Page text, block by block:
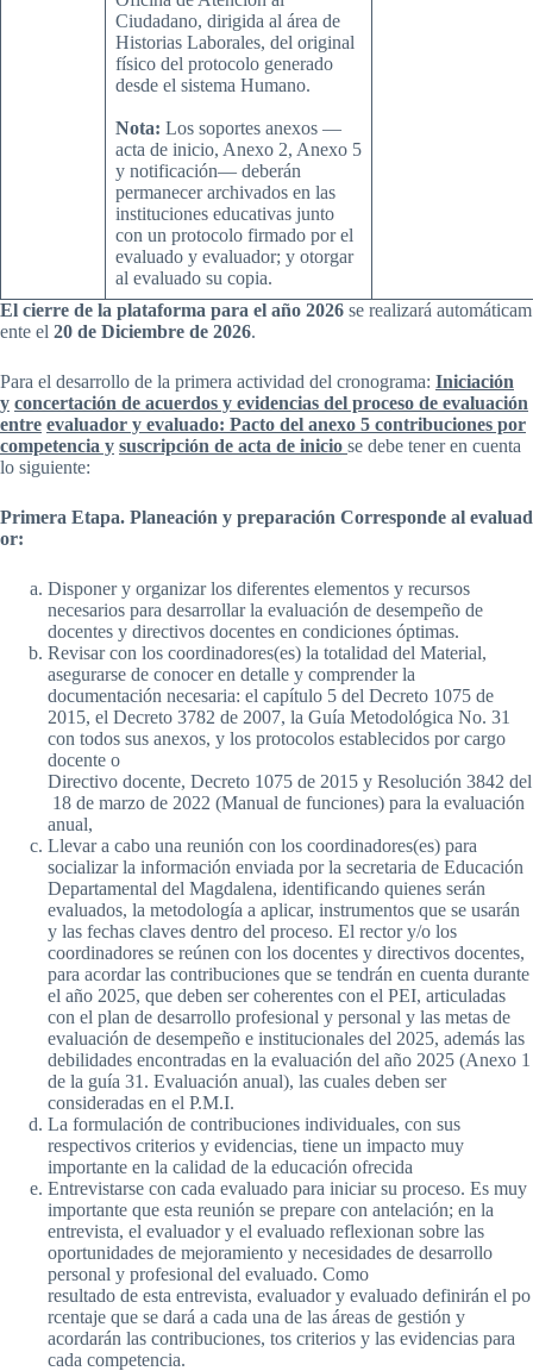
Ciudadano, dirigida al área de
Historias Laborales, del original
físico del protocolo generado
desde el sistema Humano.
Nota: Los soportes anexos —
acta de inicio, Anexo 2, Anexo 5
y notificación— deberán
permanecer archivados en las
instituciones educativas junto
con un protocolo firmado por el
evaluado y evaluador; y otorgar
al evaluado su copia.
El cierre de la plataforma para el año 2026 se realizará automáticam
ente el 20 de Diciembre de 2026.
Para el desarrollo de la primera actividad del cronograma: Iniciación
y concertación de acuerdos y evidencias del proceso de evaluación
entre evaluador y evaluado: Pacto del anexo 5 contribuciones por
competencia y suscripción de acta de inicio se debe tener en cuenta
lo siguiente:
Primera Etapa. Planeación y preparación Corresponde al evaluad
or:
Disponer y organizar los diferentes elementos y recursos
necesarios para desarrollar la evaluación de desempeño de
docentes y directivos docentes en condiciones óptimas.
Revisar con los coordinadores(es) la totalidad del Material,
asegurarse de conocer en detalle y comprender la
documentación necesaria: el capítulo 5 del Decreto 1075 de
2015, el Decreto 3782 de 2007, la Guía Metodológica No. 31
con todos sus anexos, y los protocolos establecidos por cargo
docente o
Directivo docente, Decreto 1075 de 2015 y Resolución 3842 del
18 de marzo de 2022 (Manual de funciones) para la evaluación
anual,
Llevar a cabo una reunión con los coordinadores(es) para
socializar la información enviada por la secretaria de Educación
Departamental del Magdalena, identificando quienes serán
evaluados, la metodología a aplicar, instrumentos que se usarán
y las fechas claves dentro del proceso. El rector y/o los
coordinadores se reúnen con los docentes y directivos docentes,
para acordar las contribuciones que se tendrán en cuenta durante
el año 2025, que deben ser coherentes con el PEI, articuladas
con el plan de desarrollo profesional y personal y las metas de
evaluación de desempeño e institucionales del 2025, además las
debilidades encontradas en la evaluación del año 2025 (Anexo 1
de la guía 31. Evaluación anual), las cuales deben ser
consideradas en el P.M.I.
La formulación de contribuciones individuales, con sus
respectivos criterios y evidencias, tiene un impacto muy
importante en la calidad de la educación ofrecida
Entrevistarse con cada evaluado para iniciar su proceso. Es muy
importante que esta reunión se prepare con antelación; en la
entrevista, el evaluador y el evaluado reflexionan sobre las
oportunidades de mejoramiento y necesidades de desarrollo
personal y profesional del evaluado. Como
resultado de esta entrevista, evaluador y evaluado definirán el po
rcentaje que se dará a cada una de las áreas de gestión y
acordarán las contribuciones, tos criterios y las evidencias para
cada competencia.